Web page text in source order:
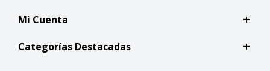
Mi Cuenta
Categorías Destacadas